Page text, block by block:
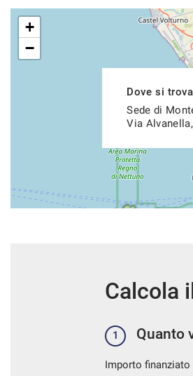
Dove si
Sede di
Via
+
−
Calcola
1 Quanto
Importo finanziato